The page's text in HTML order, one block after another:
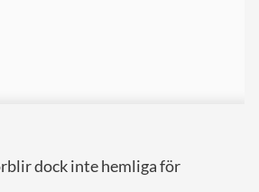
dock inte hemliga för